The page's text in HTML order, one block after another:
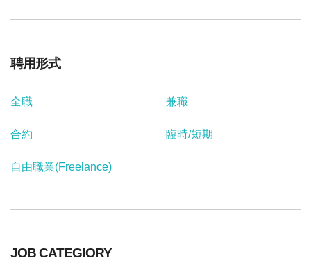
聘用形式
全職 兼職
合約 臨時/短期
自由職業(Freelance)
JOB CATEGIORY